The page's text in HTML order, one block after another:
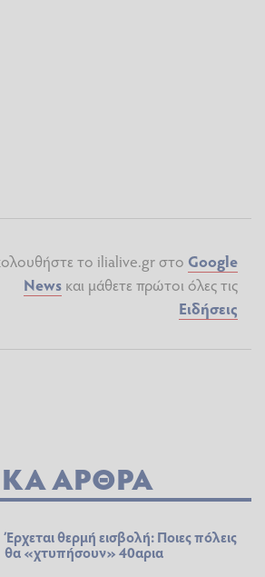
το ilialive.gr στο Google
News και μάθετε πρώτοι όλες τις
Ειδήσεις
ΆΡΘΡΑ
Έρχεται θερμή εισβολή: Ποιες πόλεις
θα «χτυπήσουν» 40αρια